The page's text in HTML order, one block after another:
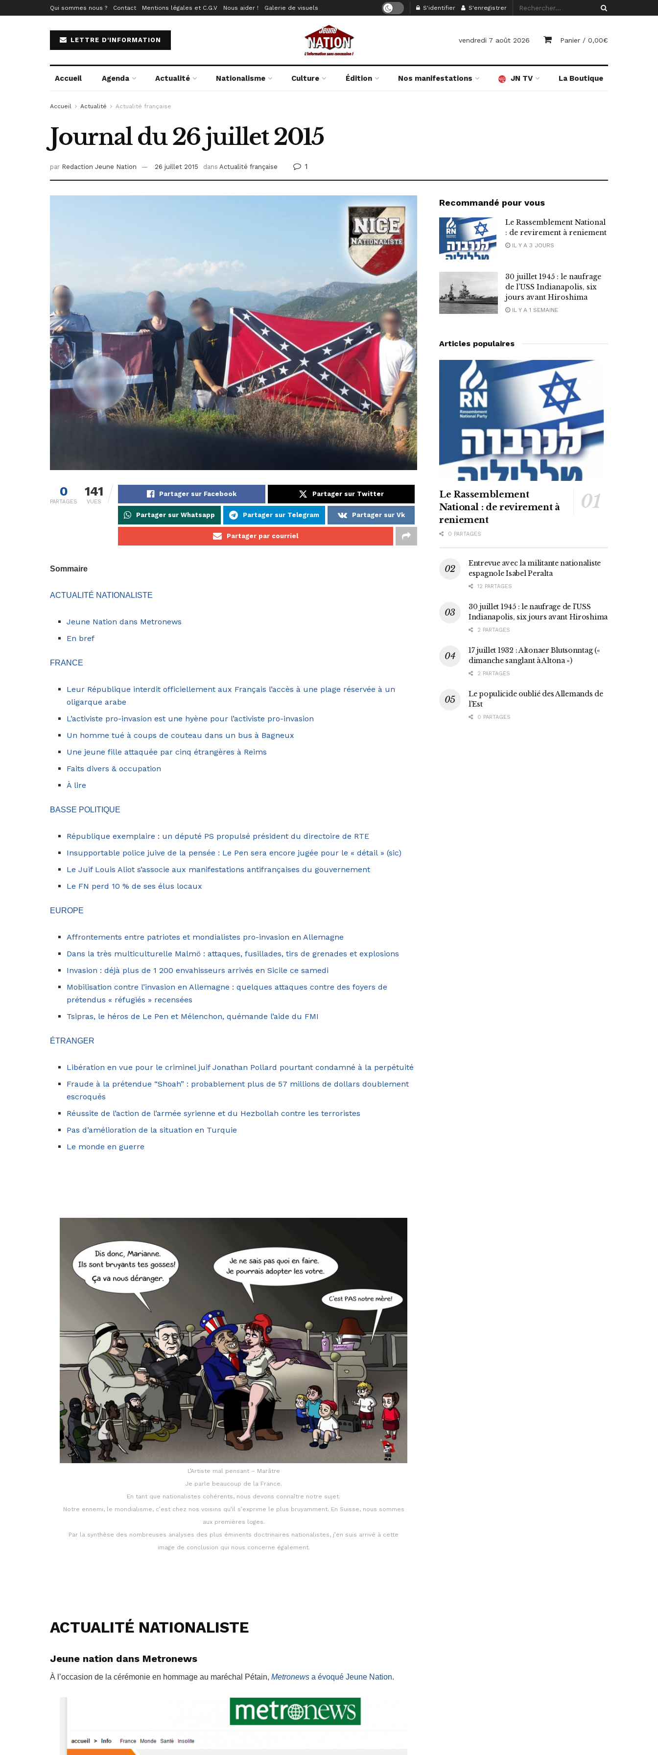
Qui sommes nous ? Contact Mentions légales et C.G.V Nous aider ! Galerie de visuels S'identifier S'enregistrer
LETTRE D'INFORMATION vendredi 7 août 2026 Panier / 0,00€
Accueil Agenda Actualité Nationalisme Culture Édition Nos manifestations JN TV La Boutique
Accueil Actualité Actualité française
Journal du 26 juillet 2015
par Redaction Jeune Nation 26 juillet 2015 dans Actualité française 1
0
PARTAGES
141
VUES
Partager sur Facebook Partager sur Twitter
Partager sur Whatsapp Partager sur Telegram Partager sur Vk
Partager par courriel
Sommaire
ACTUALITÉ NATIONALISTE
Jeune Nation dans Metronews
En bref
FRANCE
Leur République interdit officiellement aux Français l’accès à une plage réservée à un
oligarque arabe
L’activiste pro-invasion est une hyène pour l’activiste pro-invasion
Un homme tué à coups de couteau dans un bus à Bagneux
Une jeune fille attaquée par cinq étrangères à Reims
Faits divers & occupation
À lire
BASSE POLITIQUE
République exemplaire : un député PS propulsé président du directoire de RTE
Insupportable police juive de la pensée : Le Pen sera encore jugée pour le « détail » (sic)
Le Juif Louis Aliot s’associe aux manifestations antifrançaises du gouvernement
Le FN perd 10 % de ses élus locaux
EUROPE
Affrontements entre patriotes et mondialistes pro-invasion en Allemagne
Dans la très multiculturelle Malmö : attaques, fusillades, tirs de grenades et explosions
Invasion : déjà plus de 1 200 envahisseurs arrivés en Sicile ce samedi
Mobilisation contre l’invasion en Allemagne : quelques attaques contre des foyers de
prétendus « réfugiés » recensées
Tsipras, le héros de Le Pen et Mélenchon, quémande l’aide du FMI
ÉTRANGER
Libération en vue pour le criminel juif Jonathan Pollard pourtant condamné à la perpétuité
Fraude à la prétendue “Shoah” : probablement plus de 57 millions de dollars doublement
escroqués
Réussite de l’action de l’armée syrienne et du Hezbollah contre les terroristes
Pas d’amélioration de la situation en Turquie
Le monde en guerre
L’Artiste mal pensant – Marâtre
Je parle beaucoup de la France.
En tant que nationalistes cohérents, nous devons connaître notre sujet.
Notre ennemi, le mondialisme, c’est chez nos voisins qu’il s’exprime le plus bruyamment. En Suisse, nous sommes
aux premières loges.
Par la synthèse des nombreuses analyses des plus éminents doctrinaires nationalistes, j’en suis arrivé à cette
image de conclusion qui nous concerne également.
ACTUALITÉ NATIONALISTE
Jeune nation dans Metronews
À l’occasion de la cérémonie en hommage au maréchal Pétain, Metronews a évoqué Jeune Nation.
Recommandé pour vous
Le Rassemblement National
: de revirement à reniement
IL Y A 3 JOURS
30 juillet 1945 : le naufrage
de l’USS Indianapolis, six
jours avant Hiroshima
IL Y A 1 SEMAINE
Articles populaires
Le Rassemblement
National : de revirement à
reniement
0 PARTAGES
Entrevue avec la militante nationaliste
espagnole Isabel Peralta
12 PARTAGES
30 juillet 1945 : le naufrage de l’USS
Indianapolis, six jours avant Hiroshima
2 PARTAGES
17 juillet 1932 : Altonaer Blutsonntag («
dimanche sanglant à Altona »)
2 PARTAGES
Le populicide oublié des Allemands de
l’Est
0 PARTAGES